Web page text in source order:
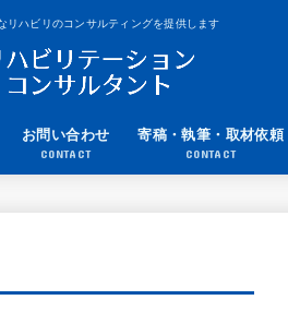
リハビリのコンサルティングを提供します
お問い合わせ
CONTACT
寄稿・執筆・取材依頼
CONTACT